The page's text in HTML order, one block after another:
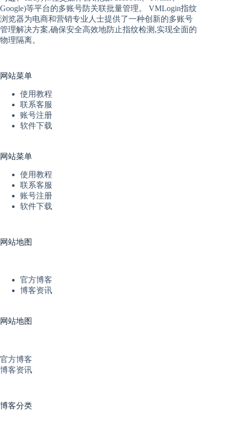
Google)等平台的多账号防关联批量管理。 VMLogin指纹
浏览器为电商和营销专业人士提供了一种创新的多账号
管理解决方案,确保安全高效地防止指纹检测,实现全面的
物理隔离。
网站菜单
使用教程
联系客服
账号注册
软件下载
网站菜单
使用教程
联系客服
账号注册
软件下载
网站地图
官方博客
博客资讯
网站地图
官方博客
博客资讯
博客分类